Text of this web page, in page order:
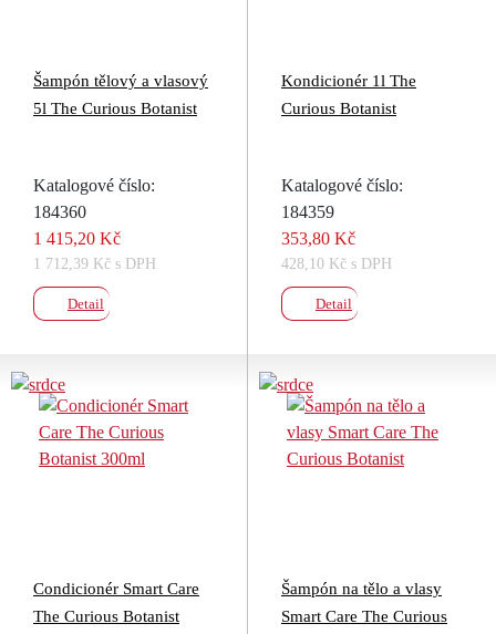
Šampón tělový a vlasový
5l The Curious Botanist
Katalogové číslo:
184360
1 415,20 Kč
1 712,39 Kč s DPH
Detail
Kondicionér 1l The
Curious Botanist
Katalogové číslo:
184359
353,80 Kč
428,10 Kč s DPH
Detail
Condicionér Smart Care
The Curious Botanist
Šampón na tělo a vlasy
Smart Care The Curious